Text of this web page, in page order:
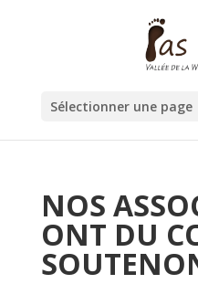
Sélectionner une page
NOS
ONT DU